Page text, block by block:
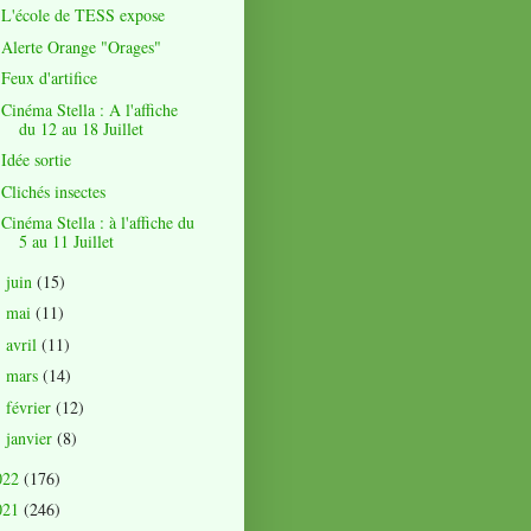
L'école de TESS expose
Alerte Orange "Orages"
Feux d'artifice
Cinéma Stella : A l'affiche
du 12 au 18 Juillet
Idée sortie
Clichés insectes
Cinéma Stella : à l'affiche du
5 au 11 Juillet
juin (15)
mai (11)
avril (11)
mars (14)
février (12)
janvier (8)
(176)
(246)